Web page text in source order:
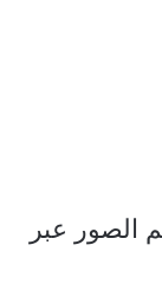
الصور عبر